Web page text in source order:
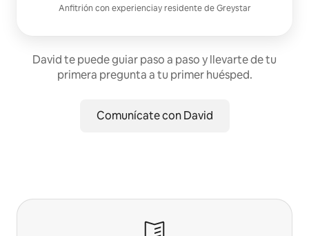
Anfitrión con experienciay residente deGreystar
David te puede guiar paso a paso y llevarte de tu
primera pregunta a tu primer huésped.
Comunícate con David